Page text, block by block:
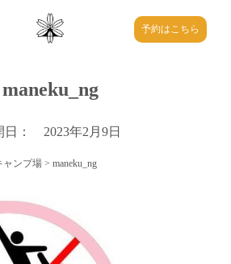
予約はこちら
maneku_ng
日： 2023年2月9日
ャンプ場 >maneku_ng